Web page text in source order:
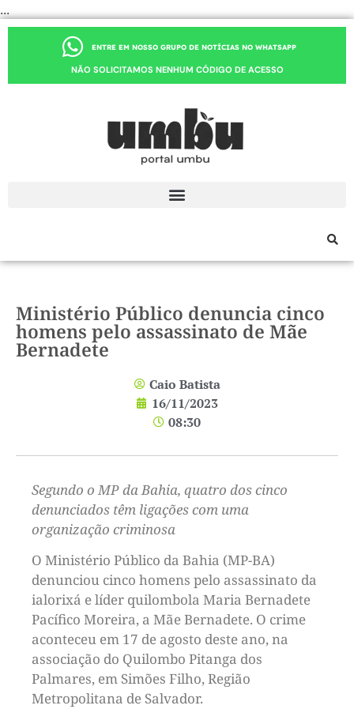
...
ENTRE EM NOSSO GRUPO DE NOTÍCIAS NO WHATSAPP
NÃO SOLICITAMOS NENHUM CÓDIGO DE ACESSO
Ministério Público denuncia cinco
homens pelo assassinato de Mãe
Bernadete
Caio Batista
16/11/2023
08:30
Segundo o MP da Bahia, quatro dos cinco
denunciados têm ligações com uma
organização criminosa
O Ministério Público da Bahia (MP-BA)
denunciou cinco homens pelo assassinato da
ialorixá e líder quilombola Maria Bernadete
Pacífico Moreira, a Mãe Bernadete. O crime
aconteceu em 17 de agosto deste ano, na
associação do Quilombo Pitanga dos
Palmares, em Simões Filho, Região
Metropolitana de Salvador.